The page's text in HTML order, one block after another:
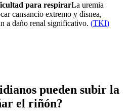
para respirarLa uremia
cansancio extremo y disnea,
a daño renal significativo. (TKI)
pueden subir la
el riñón?